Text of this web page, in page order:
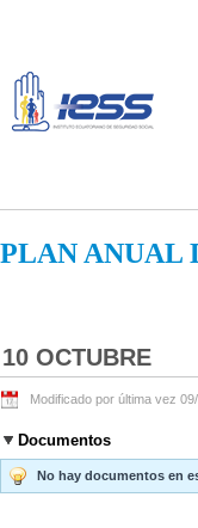
PLAN ANUAL
10 OCTUBRE
Modificado por última vez
Documentos
No hay documentos en